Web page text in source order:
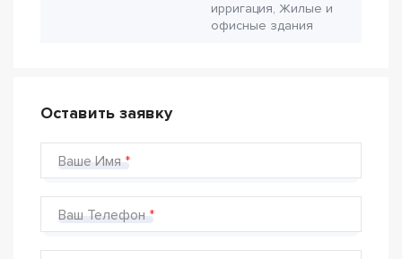
ирригация, Жилые и
офисные здания
Оставить заявку
Ваше Имя
Ваш Телефон